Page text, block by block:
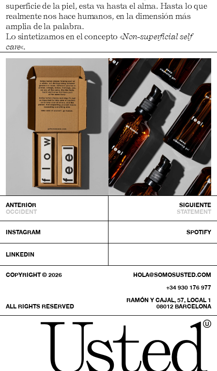
superficie de la piel, esta va hasta el alma. Hasta lo que
realmente nos hace humanos, en la dimensión más
amplia de la palabra.
Lo sintetizamos en el concepto «Non-superficial self
care«.
ANTERIOR
OCCIDENT
SIGUIENTE
STATEMENT
INSTAGRAM SPOTIFY
LINKEDIN
COPYRIGHT © 2026
ALL RIGHTS RESERVED
HOLA@SOMOSUSTED.COM
+34 930 176 977
RAMÓN Y CAJAL, 57, LOCAL 1
08012 BARCELONA